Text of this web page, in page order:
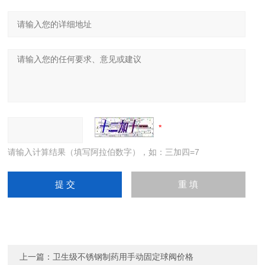
请输入计算结果（填写阿拉伯数字），如：三加四=7
上一篇： 卫生级不锈钢制药用手动固定球阀价格